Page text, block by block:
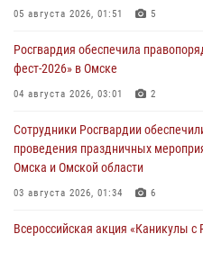
05 августа 2026, 01:51 5
Росгвардия обеспечила
фест-2026» в Омске
04 августа 2026, 03:01 2
Сотрудники Росгвардии
проведения праздничных
Омска и Омской области
03 августа 2026, 01:34 6
Всероссийская акция «Каникулы